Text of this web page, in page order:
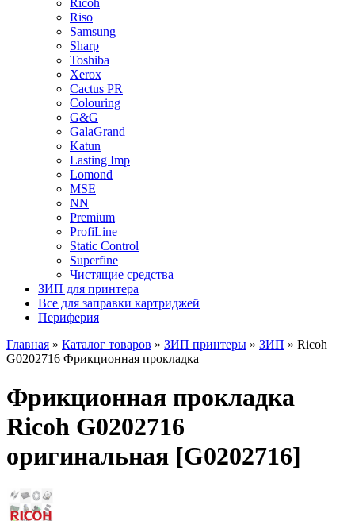
Ricoh
Riso
Samsung
Sharp
Toshiba
Xerox
Cactus PR
Colouring
G&G
GalaGrand
Katun
Lasting Imp
Lomond
MSE
NN
Premium
ProfiLine
Static Control
Superfine
Чистящие средства
ЗИП для принтера
Все для заправки картриджей
Периферия
Главная » Каталог товаров » ЗИП принтеры » ЗИП » Ricoh
G0202716 Фрикционная прокладка
Фрикционная прокладка
Ricoh G0202716
оригинальная [G0202716]